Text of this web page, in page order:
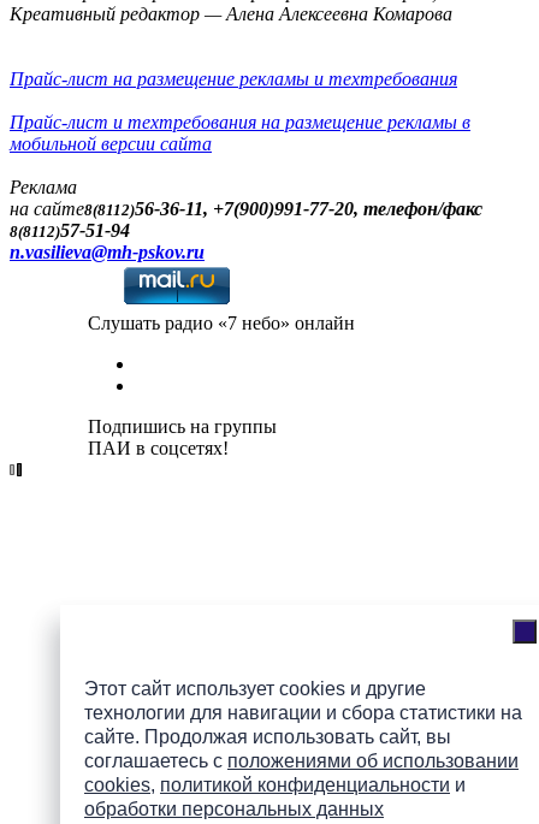
Этот сайт использует cookies и другие
технологии для навигации и сбора статистики на
сайте. Продолжая использовать сайт, вы
соглашаетесь с положениями об использовании
cookies, политикой конфиденциальности и
обработки персональных данных
Креативный редактор — Алена Алексеевна Комарова
Прайс-лист на размещение рекламы и техтребования
Прайс-лист и техтребования на размещение рекламы в
мобильной версии сайта
Реклама
на сайте8(8112)56-36-11, +7(900)991-77-20, телефон/факс
8(8112)57-51-94
n.vasilieva@mh-pskov.ru
Слушать радио «7 небо» онлайн
Подпишись на группы
ПАИ в соцсетях!